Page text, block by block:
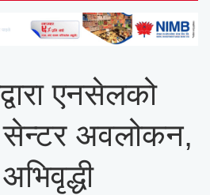
एनसेलको
सेन्टर अवलोकन,